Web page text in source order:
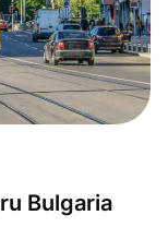
Bulgaria